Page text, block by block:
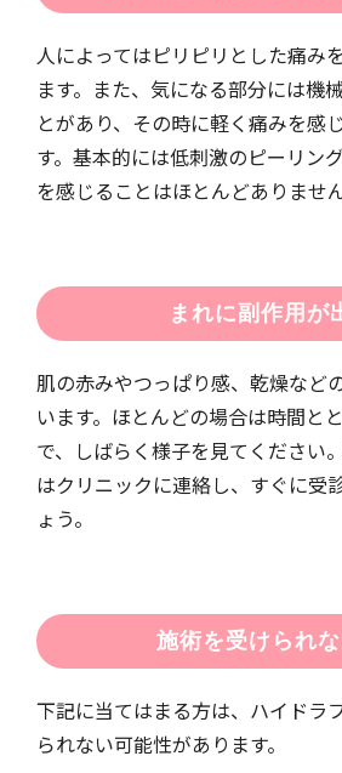
人によってはピリピリとした痛み
ます。また、気になる部分には機
とがあり、その時に軽く痛みを感
す。基本的には低刺激のピーリン
を感じることはほとんどありません
まれに副作用が
肌の赤みやつっぱり感、乾燥など
います。ほとんどの場合は時間と
で、しばらく様子を見てください
はクリニックに連絡し、すぐに受
ょう。
施術を受けられ
下記に当てはまる方は、ハイドラ
られない可能性があります。